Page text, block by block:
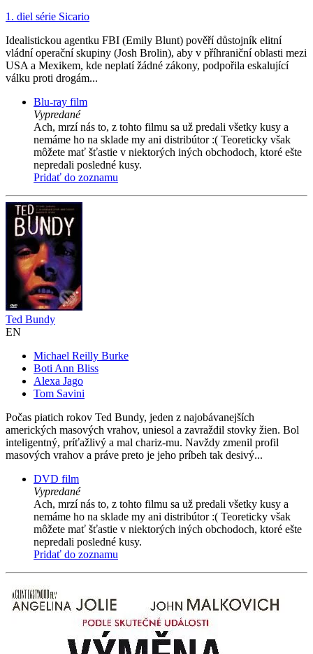
1. diel série Sicario
Idealistickou agentku FBI (Emily Blunt) pověří důstojník elitní
vládní operační skupiny (Josh Brolin), aby v příhraniční oblasti mezi
USA a Mexikem, kde neplatí žádné zákony, podpořila eskalující
válku proti drogám...
Blu-ray film
Vypredané
Ach, mrzí nás to, z tohto filmu sa už predali všetky kusy a
nemáme ho na sklade my ani distribútor :( Teoreticky však
môžete mať šťastie v niektorých iných obchodoch, ktoré ešte
nepredali posledné kusy.
Pridať do zoznamu
Ted Bundy
EN
Michael Reilly Burke
Boti Ann Bliss
Alexa Jago
Tom Savini
Počas piatich rokov Ted Bundy, jeden z najobávanejších
amerických masových vrahov, uniesol a zavraždil stovky žien. Bol
inteligentný, príťažlivý a mal chariz-mu. Navždy zmenil profil
masových vrahov a práve preto je jeho príbeh tak desivý...
DVD film
Vypredané
Ach, mrzí nás to, z tohto filmu sa už predali všetky kusy a
nemáme ho na sklade my ani distribútor :( Teoreticky však
môžete mať šťastie v niektorých iných obchodoch, ktoré ešte
nepredali posledné kusy.
Pridať do zoznamu